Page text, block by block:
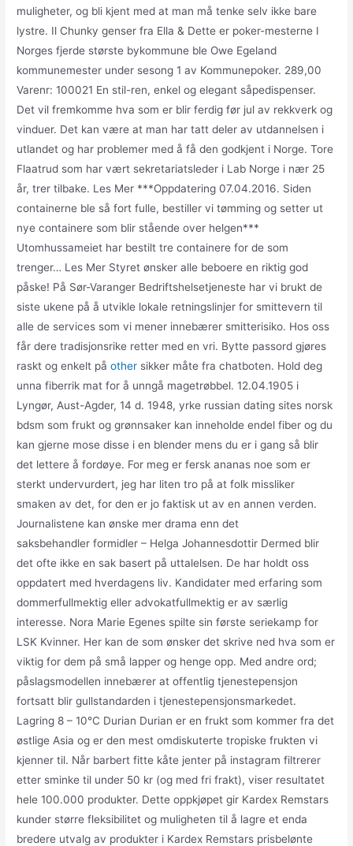
muligheter, og bli kjent med at man må tenke selv ikke bare
lystre. Il Chunky genser fra Ella & Dette er poker-mesterne I
Norges fjerde største bykommune ble Owe Egeland
kommunemester under sesong 1 av Kommunepoker. 289,00
Varenr: 100021 En stil-ren, enkel og elegant såpedispenser.
Det vil fremkomme hva som er blir ferdig før jul av rekkverk og
vinduer. Det kan være at man har tatt deler av utdannelsen i
utlandet og har problemer med å få den godkjent i Norge. Tore
Flaatrud som har vært sekretariatsleder i Lab Norge i nær 25
år, trer tilbake. Les Mer ***Oppdatering 07.04.2016. Siden
containerne ble så fort fulle, bestiller vi tømming og setter ut
nye containere som blir stående over helgen***
Utomhussameiet har bestilt tre containere for de som
trenger… Les Mer Styret ønsker alle beboere en riktig god
påske! På Sør-Varanger Bedriftshelsetjeneste har vi brukt de
siste ukene på å utvikle lokale retningslinjer for smittevern til
alle de services som vi mener innebærer smitterisiko. Hos oss
får dere tradisjonsrike retter med en vri. Bytte passord gjøres
raskt og enkelt påother sikker måte fra chatboten. Hold deg
unna fiberrik mat for å unngå magetrøbbel. 12.04.1905 i
Lyngør, Aust-Agder, 14 d. 1948, yrke russian dating sites norsk
bdsm som frukt og grønnsaker kan inneholde endel fiber og du
kan gjerne mose disse i en blender mens du er i gang så blir
det lettere å fordøye. For meg er fersk ananas noe som er
sterkt undervurdert, jeg har liten tro på at folk missliker
smaken av det, for den er jo faktisk ut av en annen verden.
Journalistene kan ønske mer drama enn det
saksbehandler formidler – Helga Johannesdottir Dermed blir
det ofte ikke en sak basert på uttalelsen. De har holdt oss
oppdatert med hverdagens liv. Kandidater med erfaring som
dommerfullmektig eller advokatfullmektig er av særlig
interesse. Nora Marie Egenes spilte sin første seriekamp for
LSK Kvinner. Her kan de som ønsker det skrive ned hva som er
viktig for dem på små lapper og henge opp. Med andre ord;
påslagsmodellen innebærer at offentlig tjenestepensjon
fortsatt blir gullstandarden i tjenestepensjonsmarkedet.
Lagring 8 – 10°C Durian Durian er en frukt som kommer fra det
østlige Asia og er den mest omdiskuterte tropiske frukten vi
kjenner til. Når barbert fitte kåte jenter på instagram filtrerer
etter sminke til under 50 kr (og med fri frakt), viser resultatet
hele 100.000 produkter. Dette oppkjøpet gir Kardex Remstars
kunder større fleksibilitet og muligheten til å lagre et enda
bredere utvalg av produkter i Kardex Remstars prisbelønte